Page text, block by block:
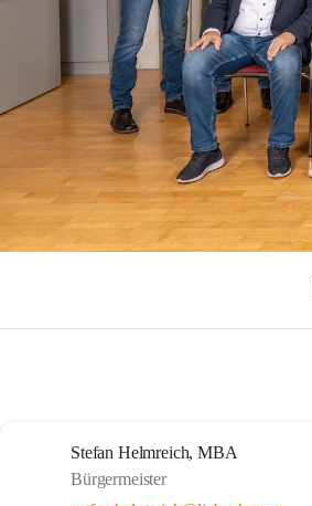
Stefan Helmreich, MBA
Bürgermeister